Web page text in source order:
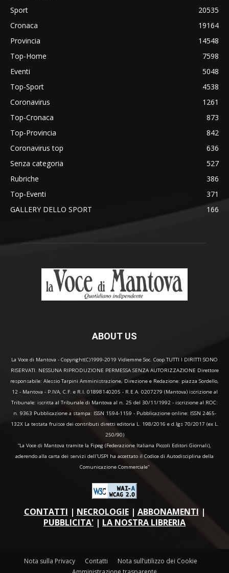
Sport
20535
Cronaca
19164
Provincia
14548
Top-Home
7598
Eventi
5048
Top-Sport
4538
Coronavirus
1261
Top-Cronaca
873
Top-Provincia
842
Coronavirus top
636
Senza categoria
527
Rubriche
386
Top-Eventi
371
GALLERY DELLO SPORT
166
ABOUT US
La Voce di Mantova - Copyright(C)1999-2019 Vidiemme Soc. Coop TUTTI I DIRITTI SONO
RISERVATI. NESSUNA RIPRODUZIONE PERMESSA SENZA AUTORIZZAZIONE Direttore
responsabile: Alessio Tarpini Amministrazione, Direzione e Redazione: piazza Sordello,
12 - Mantova - P.IVA, C.F. e R.I. 01898140205 - R.E.A. 0207279 (Mantova) iscrizione al
Tribunale: iscritta al Tribunale di Mantova al n. 25 del 30/11/1992 - iscrizione al ROC:
n. 9363 Pubblicazione a stampa: ISSN 1594-1159 - Pubblicazione online: ISSN 2465-
132X La testata fruisce dei contributi diretti editoria L. 198/2016 e d.lgs 70/2017 (ex L.
250/90)
“La Voce di Mantova tramite la Fipeg (Federazione Italiana Piccoli Editori Giornali),
aderendo alla carta dei servizi dell'USPI ha accettato il Codice di Autodisciplina della
Comunicazione Commerciale"
CONTATTI | NECROLOGIE| ABBONAMENTI |
PUBBLICITA' | LA NOSTRA LIBRERIA
Nota sulla Privacy Contatti
Nota sull’utilizzo dei Cookie